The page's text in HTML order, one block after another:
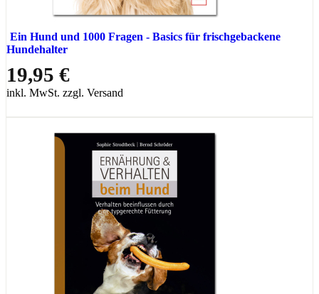
Ein Hund und 1000 Fragen - Basics für frischgebackene
Hundehalter
19,95 €
inkl. MwSt. zzgl. Versand